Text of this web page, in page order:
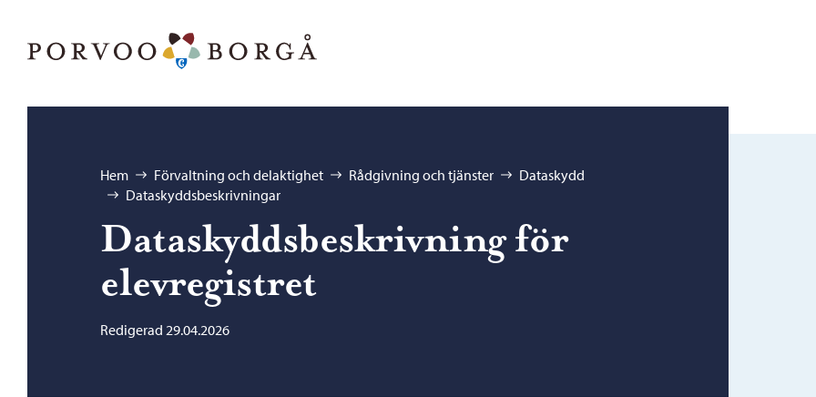
Bläddra:
Hem Förvaltning och delaktighet Rådgivning och tjänster
Dataskydd
Dataskyddsbeskrivningar
Dataskyddsbeskrivning för
elevregistret
Redigerad 29.04.2026